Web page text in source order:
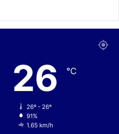
26 ℃
26º - 26º
91%
1.65 km/h